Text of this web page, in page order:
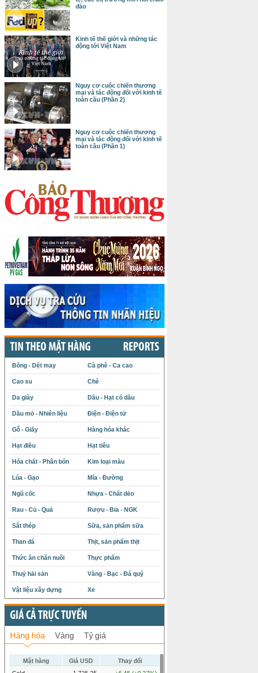
đảo
Kinh tế thế giới và những tác
động tới Việt Nam
Nguy cơ cuộc chiến thương
mại và tác động đối với kinh tế
toàn cầu (Phần 2)
Nguy cơ cuộc chiến thương
mại và tác động đối với kinh tế
toàn cầu (Phần 1)
TIN THEO MẶT HÀNG REPORTS
Bông - Dệt may Cà phê - Ca cao
Cao su Chè
Da giày Dầu - Hạt có dầu
Dầu mỏ - Nhiên liệu Điện - Điện tử
Gỗ - Giấy Hàng hóa khác
Hạt điều Hạt tiêu
Hóa chất - Phân bón Kim loại màu
Lúa - Gạo Mía - Đường
Ngũ cốc Nhựa - Chất dẻo
Rau - Củ - Quả Rượu - Bia - NGK
Sắt thép Sữa, sản phẩm sữa
Than đá Thịt, sản phẩm thịt
Thức ăn chăn nuôi Thực phẩm
Thuỷ hải sản Vàng - Bạc - Đá quý
Vật liệu xây dựng Xe
GIÁ CẢ TRỰC TUYẾN
Hàng hóa Vàng Tỷ giá
Mặt hàng Giá USD
Thay đổi